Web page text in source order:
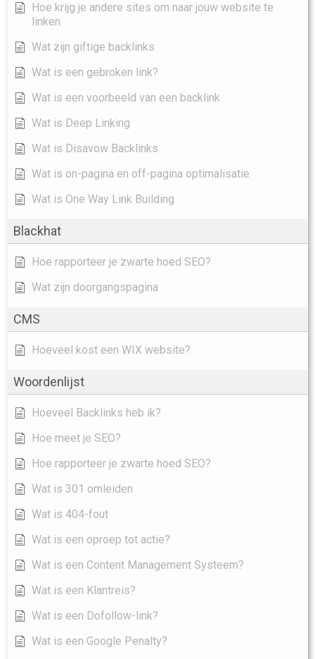
Hoe krijg je andere sites om naar jouw website te
linken
Wat zijn giftige backlinks
Wat is een gebroken link?
Wat is een voorbeeld van een backlink
Wat is Deep Linking
Wat is Disavow Backlinks
Wat is on-pagina en off-pagina optimalisatie
Wat is One Way Link Building
Blackhat
Hoe rapporteer je zwarte hoed SEO?
Wat zijn doorgangspagina
CMS
Hoeveel kost een WIX website?
Woordenlijst
Hoeveel Backlinks heb ik?
Hoe meet je SEO?
Hoe rapporteer je zwarte hoed SEO?
Wat is 301 omleiden
Wat is 404-fout
Wat is een oproep tot actie?
Wat is een Content Management Systeem?
Wat is een Klantreis?
Wat is een Dofollow-link?
Wat is een Google Penalty?